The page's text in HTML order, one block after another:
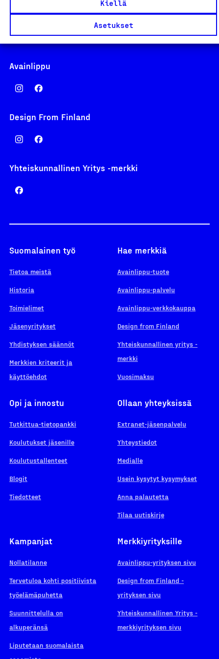
Kiellä
Asetukset
laskutus@suomalainentyo.fi
Avainlippu
Design From Finland
Yhteiskunnallinen Yritys -merkki
Suomalainen työ
Tietoa meistä
Historia
Toimielimet
Jäsenyritykset
Yhdistyksen säännöt
Merkkien kriteerit ja
käyttöehdot
Hae merkkiä
Avainlippu-tuote
Avainlippu-palvelu
Avainlippu-verkkokauppa
Design from Finland
Yhteiskunnallinen yritys -
merkki
Vuosimaksu
Opi ja innostu
Tutkittua-tietopankki
Koulutukset jäsenille
Koulutustallenteet
Blogit
Tiedotteet
Ollaan yhteyksissä
Extranet-jäsenpalvelu
Yhteystiedot
Medialle
Usein kysytyt kysymykset
Anna palautetta
Tilaa uutiskirje
Kampanjat
Nollatilanne
Tervetuloa kohti positiivista
työelämäpuhetta
Suunnittelulla on
alkuperänsä
Liputetaan suomalaista
Merkkiyrityksille
Avainlippu-yrityksen sivu
Design from Finland -
yrityksen sivu
Yhteiskunnallinen Yritys -
merkkiyrityksen sivu